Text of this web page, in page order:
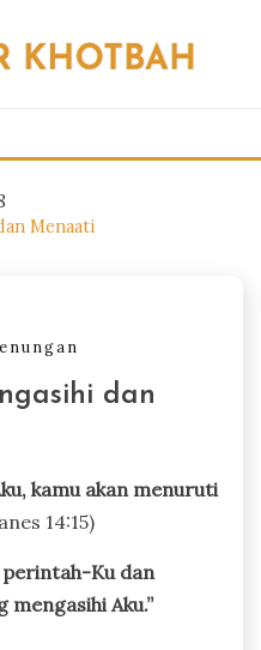
Menaati
dan
kamu akan menuruti
14:15)
perintah-Ku dan
mengasihi Aku.”